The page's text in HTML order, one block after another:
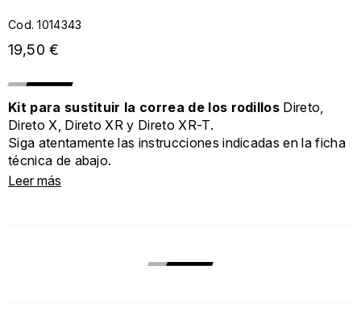
Cod. 1014343
19,50 €
Kit para sustituir la correa de los rodillos Direto,
Direto X, Direto XR y Direto XR-T.
Siga atentamente las instrucciones indicadas en la ficha
técnica de abajo.
Leer más